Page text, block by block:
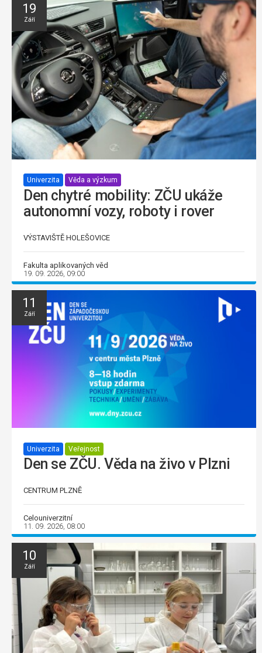
19
Září
Univerzita Věda a výzkum
Den chytré mobility: ZČU ukáže
autonomní vozy, roboty i rover
VÝSTAVIŠTĚ HOLEŠOVICE
Fakulta aplikovaných věd
19. 09. 2026, 09:00
11
Září
Univerzita Veřejnost
Den se ZČU. Věda na živo v Plzni
CENTRUM PLZNĚ
Celouniverzitní
11. 09. 2026, 08:00
10
Září